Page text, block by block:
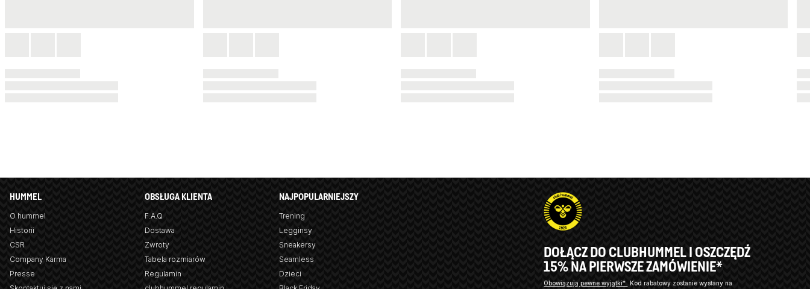
HUMMEL
O hummel
Historii
CSR
Company Karma
Presse
OBSŁUGA KLIENTA
F.A.Q
Dostawa
Zwroty
Tabela rozmiarów
Regulamin
NAJPOPULARNIEJSZY
Trening
Legginsy
Sneakersy
Seamless
Dzieci
DOŁĄCZ DO CLUBHUMMEL I OSZCZĘDŹ
15% NA PIERWSZE ZAMÓWIENIE*
Obowiązują pewne wyjątki*
Kod rabatowy zostanie wysłany na